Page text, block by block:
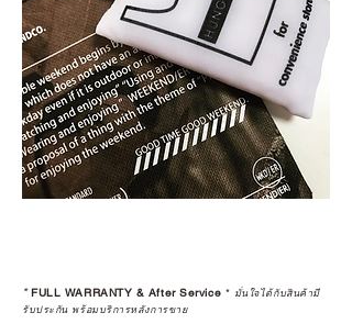
*FULL WARRANTY & After Service * มั่นใจได้กับสินค้ามี
รับประกัน พร้อมบริการหลังการขาย